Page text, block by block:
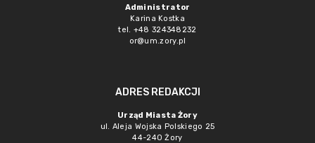
Administrator
Karina Kostka
tel. +48 324348232
or@um.zory.pl
ADRES REDAKCJI
Urząd Miasta Żory
ul. Aleja Wojska Polskiego 25
44-240 Żory